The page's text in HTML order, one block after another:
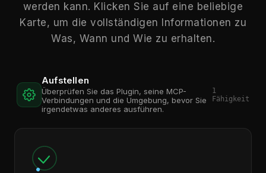
werden kann. Klicken Sie auf eine beliebige
Karte, um die vollständigen Informationen zu
Was, Wann und Wie zu erhalten.
Aufstellen
Überprüfen Sie das Plugin, seine MCP-
Verbindungen und die Umgebung, bevor Sie
irgendetwas anderes ausführen.
1
Fähigkeit